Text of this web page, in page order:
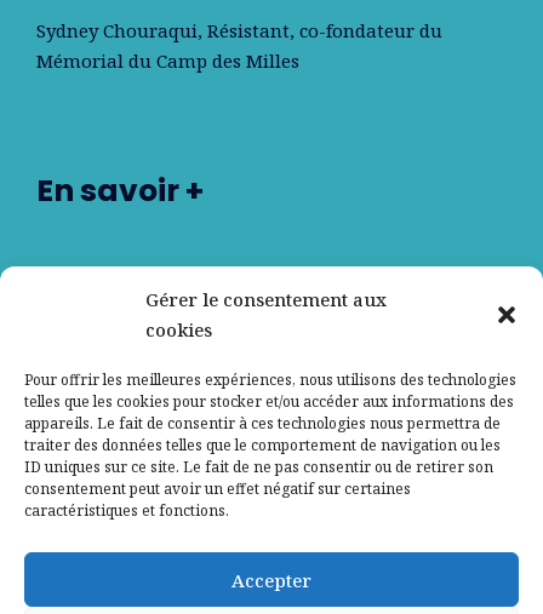
Gérer le consentement aux
cookies
Pour offrir les meilleures expériences, nous utilisons des technologies
telles que les cookies pour stocker et/ou accéder aux informations des
appareils. Le fait de consentir à ces technologies nous permettra de
traiter des données telles que le comportement de navigation ou les
ID uniques sur ce site. Le fait de ne pas consentir ou de retirer son
consentement peut avoir un effet négatif sur certaines
caractéristiques et fonctions.
Accepter
Sydney Chouraqui, Résistant, co-fondateur du
Mémorial du Camp des Milles
En savoir +
Nos partenaires
Contactez-nous
Mentions légales